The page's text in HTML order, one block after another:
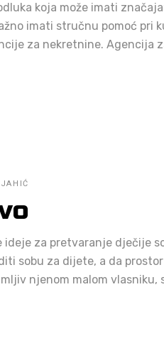
koja može imati
imati stručnu pomoć pri
za nekretnine. Agencija
za pretvaranje dječije
sobu za dijete, a da
njenom malom vlasniku,